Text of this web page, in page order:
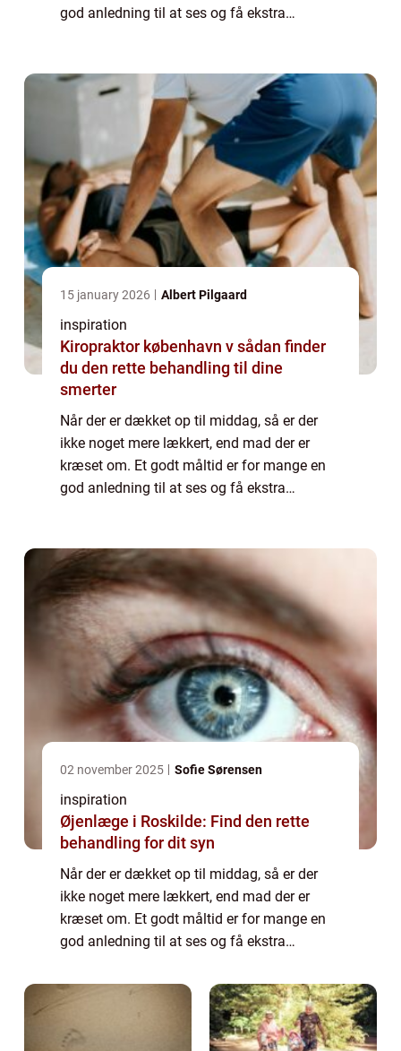
god anledning til at ses og få ekstra
15 january 2026 Albert Pilgaard
inspiration
Kiropraktor københavn v sådan finder
du den rette behandling til dine
smerter
Når der er dækket op til middag, så er der
ikke noget mere lækkert, end mad der er
kræset om. Et godt måltid er for mange en
god anledning til at ses og få ekstra
02 november 2025 Sofie Sørensen
inspiration
Øjenlæge i Roskilde: Find den rette
behandling for dit syn
Når der er dækket op til middag, så er der
ikke noget mere lækkert, end mad der er
kræset om. Et godt måltid er for mange en
god anledning til at ses og få ekstra